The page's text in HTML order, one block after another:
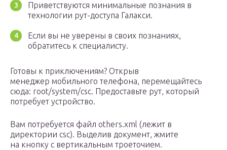
Приветствуются минимальные познания в
технологии рут-доступа Галакси.
Если вы не уверены в своих познаниях,
обратитесь к специалисту.
Готовы к приключениям? Открыв
менеджер мобильного телефона, перемещайтесь
сюда: root/system/csc. Предоставьте рут, который
потребует устройство.
Вам потребуется файл others.xml (лежит в
директории csc). Выделив документ, жмите
на кнопку с вертикальным троеточием.